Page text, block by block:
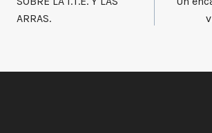
de
ARRAS.